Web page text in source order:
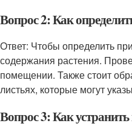
Вопрос 2: Как
Ответ: Чтобы определить
содержания растения.
помещении. Также стоит
листьях, которые могут
Вопрос 3: Как